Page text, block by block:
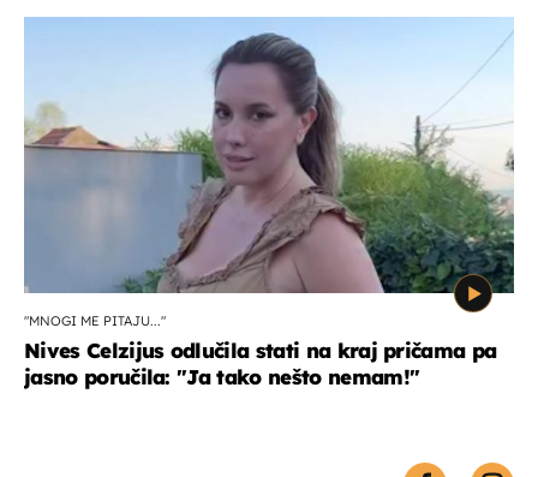
"MNOGI ME PITAJU..."
Nives Celzijus odlučila stati na kraj pričama pa
jasno poručila: "Ja tako nešto nemam!"